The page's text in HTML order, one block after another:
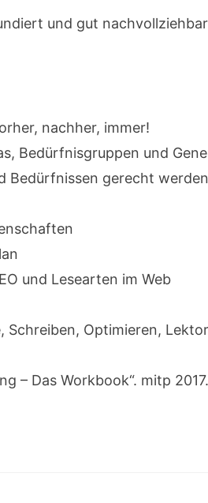
und gut
nachher, immer!
Bedürfnisgruppen und
Bedürfnissen gerecht werden
und Lesearten im Web
Schreiben, Optimieren,
– Das Workbook“. mitp